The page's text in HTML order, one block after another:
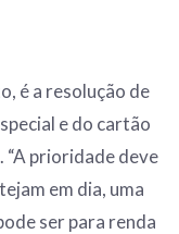
é a resolução de
e do cartão
prioridade deve
em dia, uma
ser para renda